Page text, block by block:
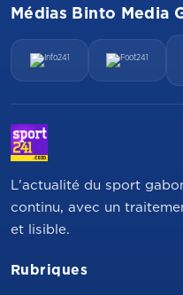
Médias Binto Media
L'actualité du sport
continu, avec un
et lisible.
Rubriques